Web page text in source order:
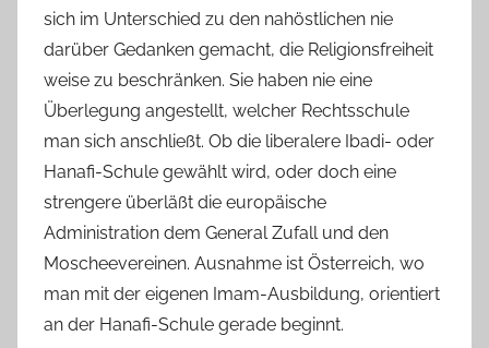
sich im Unterschied zu den nahöstlichen nie
darüber Gedanken gemacht, die Religionsfreiheit
weise zu beschränken. Sie haben nie eine
Überlegung angestellt, welcher Rechtsschule
man sich anschließt. Ob die liberalere Ibadi- oder
Hanafi-Schule gewählt wird, oder doch eine
strengere überläßt die europäische
Administration dem General Zufall und den
Moscheevereinen. Ausnahme ist Österreich, wo
man mit der eigenen Imam-Ausbildung, orientiert
an der Hanafi-Schule gerade beginnt.